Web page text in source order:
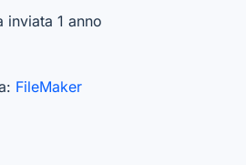
inviata 1 anno
FileMaker